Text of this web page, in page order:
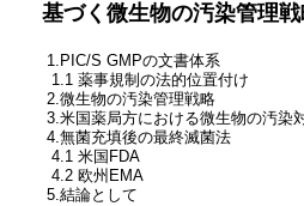
基づく微生物の汚染管理
1.PIC/S GMPの文書体系
1.1 薬事規制の法的位置付け
2.微生物の汚染管理戦略
3.米国薬局方における微生物の汚染
4.無菌充填後の最終滅菌法
4.1 米国FDA
4.2 欧州EMA
5.結論として